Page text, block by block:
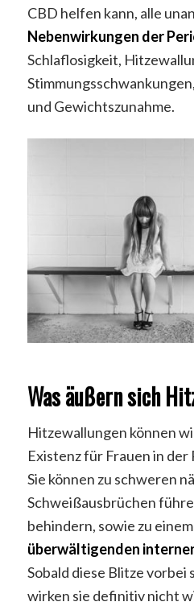
CBD helfen kann, alle
Nebenwirkungen der
Schlaflosigkeit,
und Gewichtszunahme.
Was äußern sich
Hitzewallungen können
Existenz für Frauen in
Sie können zu schweren
Schweißausbrüchen
behindern, sowie zu
überwältigenden
Sobald diese Blitze vorbei
wirken sie definitiv nicht